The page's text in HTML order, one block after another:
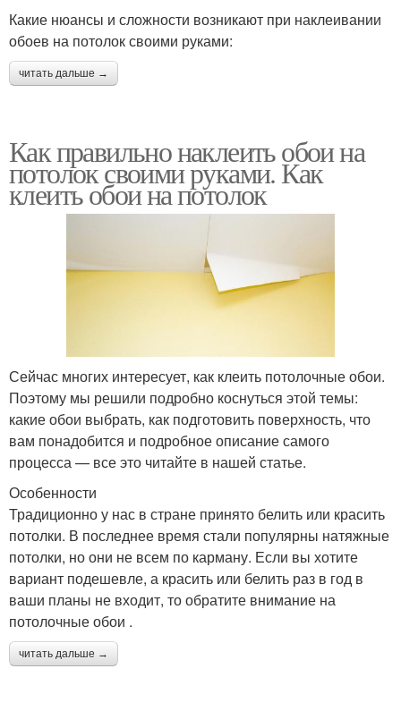
Какие нюансы и сложности возникают при наклеивании
обоев на потолок своими руками:
читать дальше →
Как правильно наклеить обои на
потолок своими руками. Как
клеить обои на потолок
Сейчас многих интересует, как клеить потолочные обои.
Поэтому мы решили подробно коснуться этой темы:
какие обои выбрать, как подготовить поверхность, что
вам понадобится и подробное описание самого
процесса — все это читайте в нашей статье.
Особенности
Традиционно у нас в стране принято белить или красить
потолки. В последнее время стали популярны натяжные
потолки, но они не всем по карману. Если вы хотите
вариант подешевле, а красить или белить раз в год в
ваши планы не входит, то обратите внимание на
потолочные обои .
читать дальше →